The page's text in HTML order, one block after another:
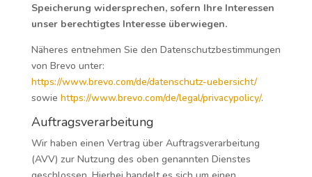
Speicherung widersprechen, sofern Ihre Interessen
unser berechtigtes Interesse überwiegen.
Näheres entnehmen Sie den Datenschutzbestimmungen
von Brevo unter:
https://www.brevo.com/de/datenschutz-uebersicht/
sowie https://www.brevo.com/de/legal/privacypolicy/.
Auftragsverarbeitung
Wir haben einen Vertrag über Auftragsverarbeitung
(AVV) zur Nutzung des oben genannten Dienstes